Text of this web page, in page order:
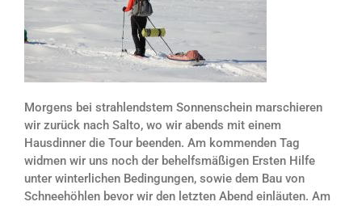
Morgens bei strahlendstem Sonnenschein marschieren
wir zurück nach Salto, wo wir abends mit einem
Hausdinner die Tour beenden. Am kommenden Tag
widmen wir uns noch der behelfsmäßigen Ersten Hilfe
unter winterlichen Bedingungen, sowie dem Bau von
Schneehöhlen bevor wir den letzten Abend einläuten. Am